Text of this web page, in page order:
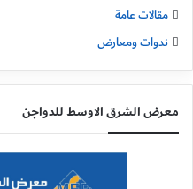
مقالات عامة
ندوات ومعارض
معرض الشرق الاوسط للدواجن